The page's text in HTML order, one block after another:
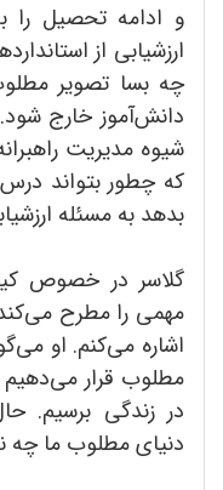
و ادامه تحصیل را
ارزشیابی از
چه بسا تصویر
دانش‌آ‌موز خارج
شیوه مدیریت
که چطور بتواند
بدهد به مسئله
گلاسر در خصوص
مهمی را مطرح می‌کند
اشاره می‌کنم. او
مطلوب قرار
در زندگی برسیم.
دنیای مطلوب ما چه